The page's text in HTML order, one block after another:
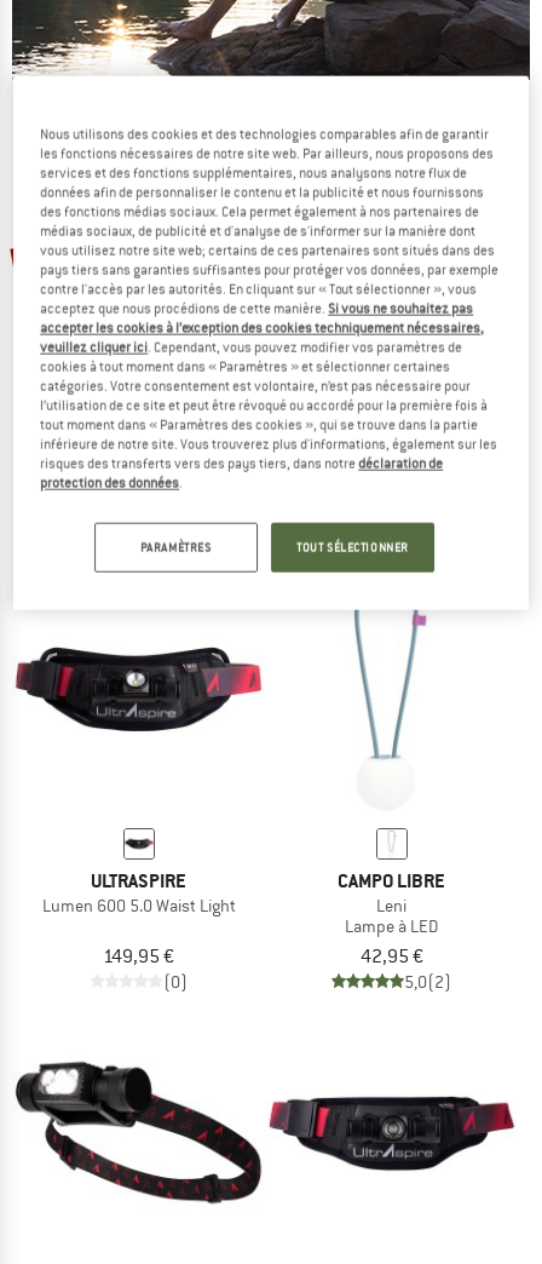
JUSQU'À -50 %
VERS LES PROMOS
-18 %
SILVA
Free 3000 S
Lampe frontale
(0)
-13 %
SILVA
Free 1200 XS
ULTRASPIRE
Lumen 600 5.0 Waist Light
149,95 €
(0)
CAMPO LIBRE
Leni
Lampe à LED
42,95 €
5,0(2)
Nous utilisons des cookies et des technologies comparables afin de garantir
les fonctions nécessaires de notre site web. Par ailleurs, nous proposons des
services et des fonctions supplémentaires, nous analysons notre flux de
données afin de personnaliser le contenu et la publicité et nous fournissons
des fonctions médias sociaux. Cela permet également à nos partenaires de
médias sociaux, de publicité et d'analyse de s'informer sur la manière dont
vous utilisez notre site web; certains de ces partenaires sont situés dans des
pays tiers sans garanties suffisantes pour protéger vos données, par exemple
contre l'accès par les autorités. En cliquant sur « Tout sélectionner », vous
acceptez que nous procédions de cette manière.Si vous ne souhaitez pas
accepter les cookies à l’exception des cookies techniquement nécessaires,
veuillez cliquer ici. Cependant, vous pouvez modifier vos paramètres de
cookies à tout moment dans « Paramètres » et sélectionner certaines
catégories. Votre consentement est volontaire, n’est pas nécessaire pour
l’utilisation de ce site et peut être révoqué ou accordé pour la première fois à
tout moment dans « Paramètres des cookies », qui se trouve dans la partie
inférieure de notre site. Vous trouverez plus d'informations, également sur les
risques des transferts vers des pays tiers, dans notredéclaration de
protection des données.
PARAMÈTRES TOUT SÉLECTIONNER